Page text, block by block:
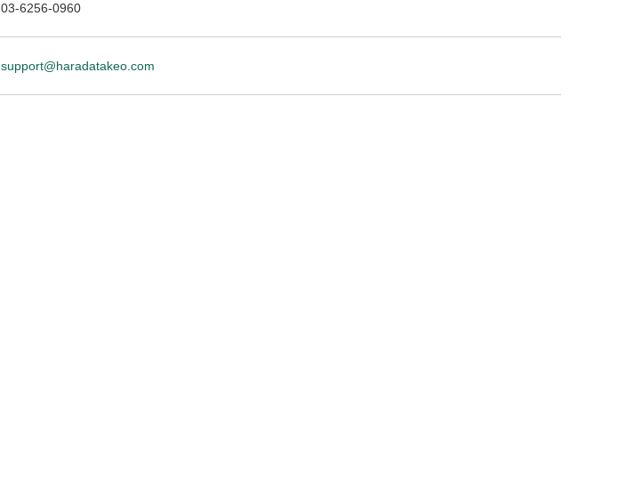
03-6256-0960
support@haradatakeo.com